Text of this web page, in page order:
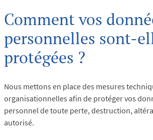
Comment vos
personnelles sont-
protégées ?
Nous mettons en place des mesures
organisationnelles afin de protéger vos
personnel de toute perte, destruction,
autorisé.